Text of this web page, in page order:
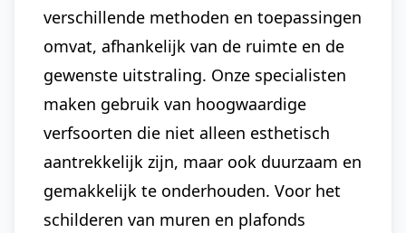
verschillende methoden en toepassingen
omvat, afhankelijk van de ruimte en de
gewenste uitstraling. Onze specialisten
maken gebruik van hoogwaardige
verfsoorten die niet alleen esthetisch
aantrekkelijk zijn, maar ook duurzaam en
gemakkelijk te onderhouden. Voor het
schilderen van muren en plafonds